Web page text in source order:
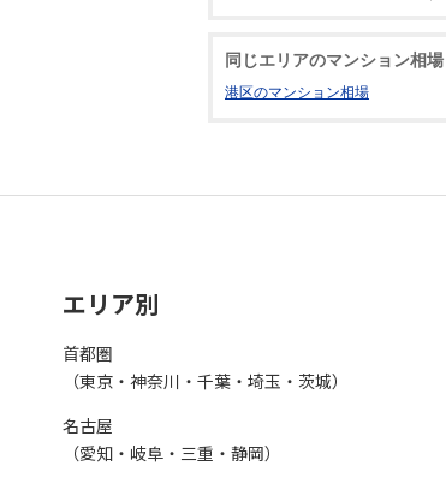
同じエリアのマンション相場
港区のマンション相場
エリア別
首都圏
（東京・神奈川・千葉・埼玉・茨城）
名古屋
（愛知・岐阜・三重・静岡）